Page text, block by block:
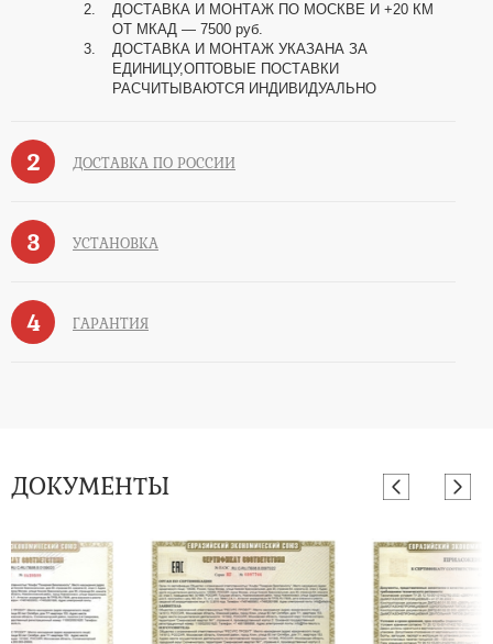
ДОСТАВКА И МОНТАЖ ПО МОСКВЕ И +20 КМ
ОТ МКАД — 7500 руб.
ДОСТАВКА И МОНТАЖ УКАЗАНА ЗА
ЕДИНИЦУ,ОПТОВЫЕ ПОСТАВКИ
РАСЧИТЫВАЮТСЯ ИНДИВИДУАЛЬНО
2 ДОСТАВКА ПО РОССИИ
3 УСТАНОВКА
4 ГАРАНТИЯ
ДОКУМЕНТЫ